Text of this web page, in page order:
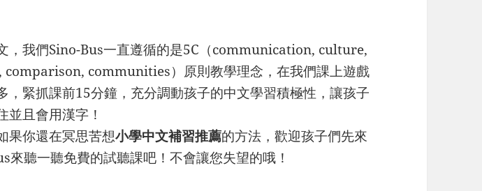
，我們Sino-Bus一直遵循的是5C（communication, culture,
comparison, communities）原則教學理念，在我們課上遊戲
，緊抓課前15分鐘，充分調動孩子的中文學習積極性，讓孩子
並且會用漢字！
果你還在冥思苦想小學中文補習推薦的方法，歡迎孩子們先來
來聽一聽免費的試聽課吧！不會讓您失望的哦！